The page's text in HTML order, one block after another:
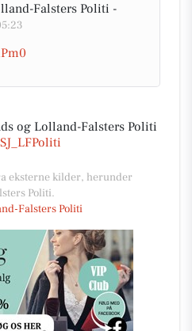
Falsters Politi -
og Lolland-Falsters Politi
eksterne kilder, herunder
Politi.
Falsters Politi